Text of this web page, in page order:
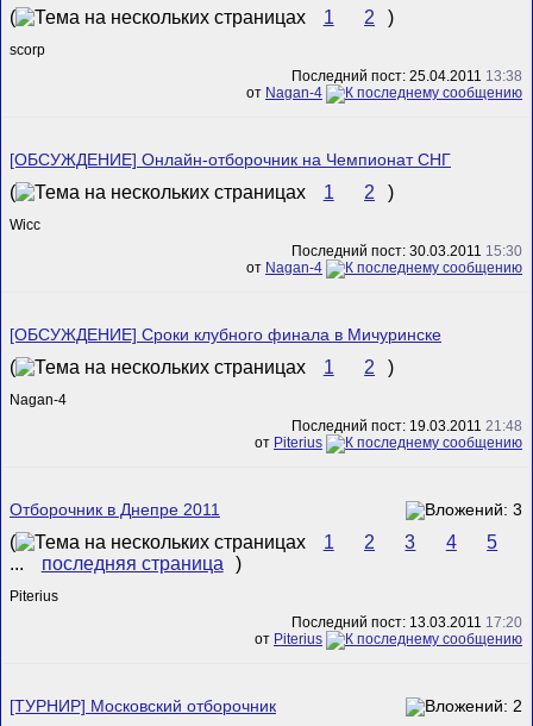
( 1 2 )
scorp
Последний пост: 25.04.2011 13:38
от Nagan-4
[ОБСУЖДЕНИЕ] Онлайн-отборочник на Чемпионат СНГ
( 1 2 )
Wicc
Последний пост: 30.03.2011 15:30
от Nagan-4
[ОБСУЖДЕНИЕ] Сроки клубного финала в Мичуринске
( 1 2 )
Nagan-4
Последний пост: 19.03.2011 21:48
от Piterius
Отборочник в Днепре 2011
( 1 2 3 4
5
...
последняя страница )
Piterius
Последний пост: 13.03.2011 17:20
от Piterius
[ТУРНИР] Московский отборочник